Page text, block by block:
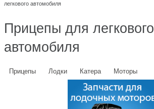
легкового автомобиля
Прицепы для легкового
автомобиля
Прицепы Лодки Катера Моторы